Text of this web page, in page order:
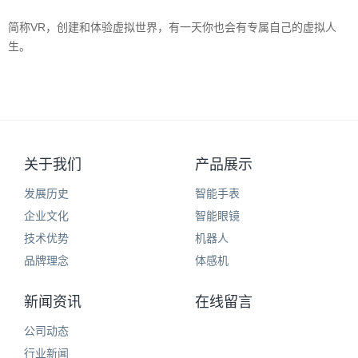
简称VR，创建和体验虚拟世界，有一天你也会有专属自己的虚拟人
生。
关于我们
发展历史
企业文化
技术优势
品牌理念
产品展示
智能手表
智能眼镜
机器人
体感机
新闻资讯
公司动态
行业新闻
在线留言